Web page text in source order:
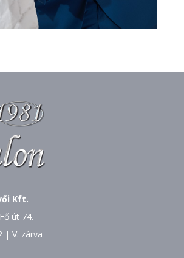
Kft.
út 74.
| V: zárva